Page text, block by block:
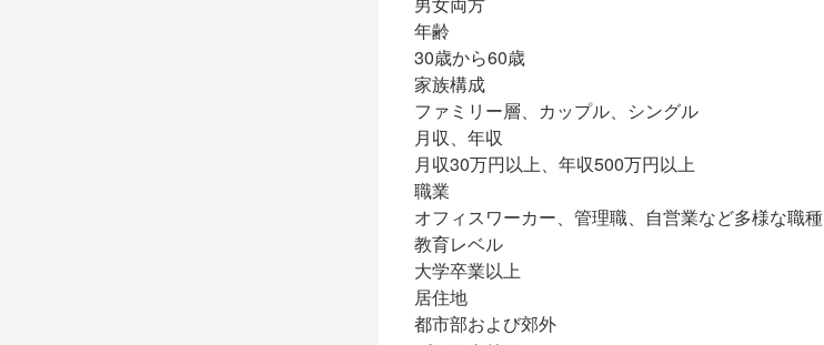
年齢
30歳から60歳
家族構成
ファミリー層、カップル、シングル
月収、年収
月収30万円以上、年収500万円以上
職業
オフィスワーカー、管理職、自営業など多様な職種
教育レベル
大学卒業以上
居住地
都市部および郊外